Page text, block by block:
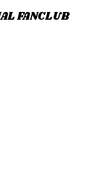
FANCLUB